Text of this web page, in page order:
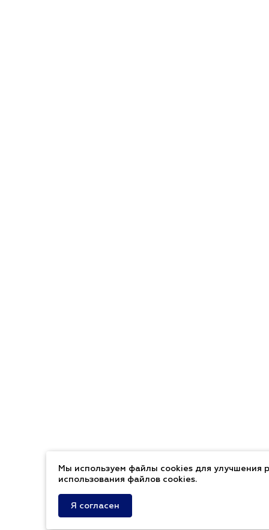
Мы используем файлы cookies для улучшения
использования файлов cookies.
Я согласен